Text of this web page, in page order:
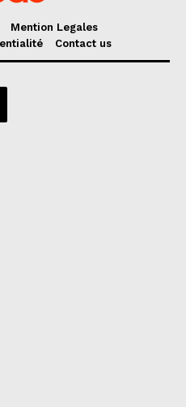
Mention Legales
Contact us